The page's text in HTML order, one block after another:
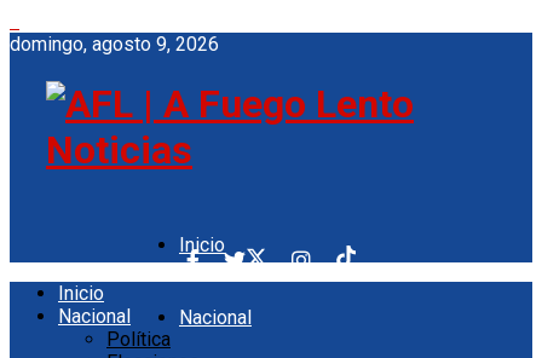
domingo, agosto 9, 2026
Inicio
Nacional
Inicio
Nacional
Política